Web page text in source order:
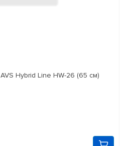
Hybrid Line HW-26 (65 см)